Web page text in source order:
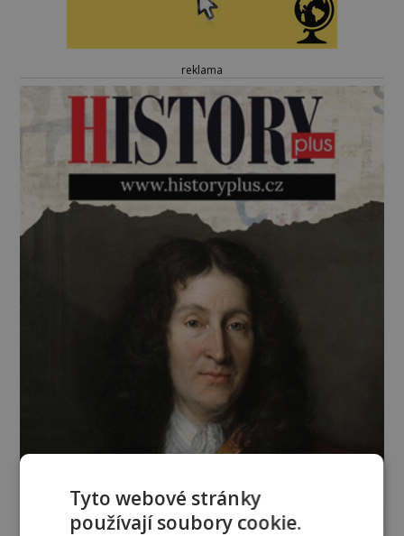
reklama
Tyto webové stránky
používají soubory cookie.